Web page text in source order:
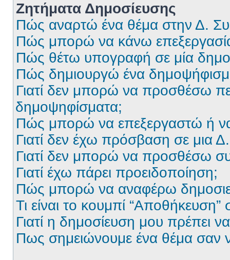
Ζητήματα Δημοσίευσης
Πώς αναρτώ ένα θέμα στην Δ.
Πώς μπορώ να κάνω
Πώς θέτω υπογραφή σε μία
Πώς δημιουργώ ένα
Γιατί δεν μπορώ να προσθέσω
δημοψηφίσματα;
Πώς μπορώ να επεξεργαστώ ή
Γιατί δεν έχω πρόσβαση σε μια
Γιατί δεν μπορώ να προσθέσω
Γιατί έχω πάρει προειδοποίηση;
Πώς μπορώ να αναφέρω
Τι είναι το κουμπί
Γιατί η δημοσίευση μου πρέπει να
Πως σημειώνουμε ένα θέμα σαν